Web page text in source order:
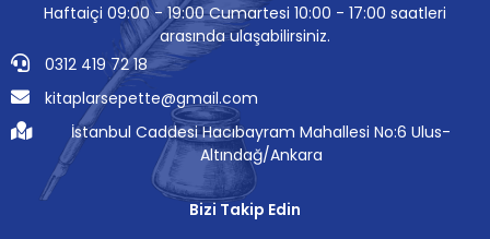
Haftaiçi 09:00 - 19:00 Cumartesi 10:00 - 17:00 saatleri
arasında ulaşabilirsiniz.
0312 419 72 18
kitaplarsepette@gmail.com
İstanbul Caddesi Hacıbayram Mahallesi No:6 Ulus-
Altındağ/Ankara
Bizi Takip Edin